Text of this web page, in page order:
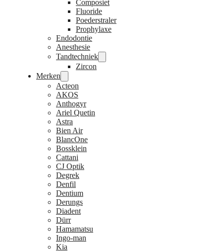
Composiet
Fluoride
Poederstraler
Prophylaxe
Endodontie
Anesthesie
Tandtechniek
Zircon
Merken
Acteon
AKOS
Anthogyr
Ariel Quetin
Astra
Bien Air
BlancOne
Bossklein
Cattani
CJ Optik
Degrek
Denfil
Dentium
Derungs
Diadent
Dürr
Hamamatsu
Ingo-man
Kia